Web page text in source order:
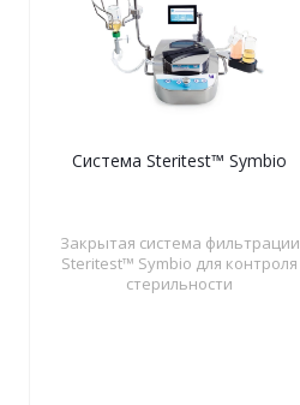
Система Steritest™ Symbio
Закрытая система фильтрации
Steritest™ Symbio для контроля
стерильности